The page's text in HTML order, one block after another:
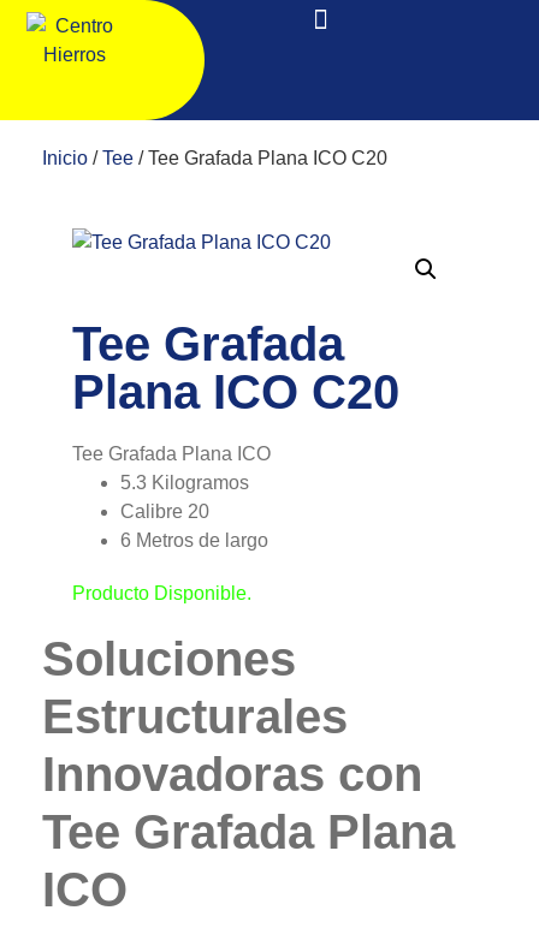
Inicio /Tee / Tee Grafada Plana ICO C20
Tee Grafada
Plana ICO C20
Tee Grafada Plana ICO
5.3 Kilogramos
Calibre 20
6 Metros de largo
Producto Disponible.
Soluciones
Estructurales
Innovadoras con
Tee Grafada Plana
ICO